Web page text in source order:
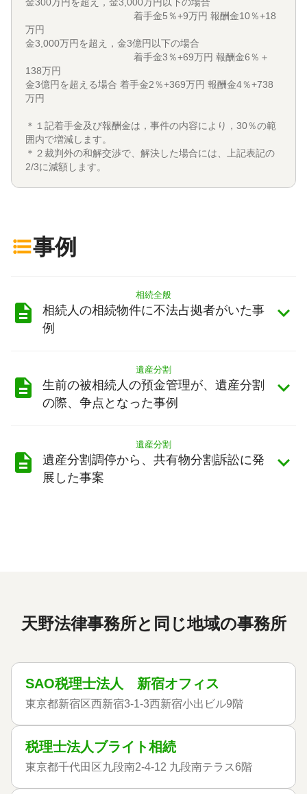
着手金5％+9万円 報酬金10％+18
万円
金3,000万円を超え，金3億円以下の場合
着手金3％+69万円 報酬金6％＋
138万円
金3億円を超える場合 着手金2％+369万円 報酬金4％+738
万円
＊１記着手金及び報酬金は，事件の内容により，30％の範
囲内で増減します。
＊２裁判外の和解交渉で、解決した場合には、上記表記の
2/3に減額します。
事例
相続全般
相続人の相続物件に不法占拠者がいた事
例
遺産分割
生前の被相続人の預金管理が、遺産分割
の際、争点となった事例
遺産分割
遺産分割調停から、共有物分割訴訟に発
展した事案
天野法律事務所と同じ地域の事務所
SAO税理士法人 新宿オフィス
東京都新宿区西新宿3-1-3西新宿小出ビル9階
税理士法人ブライト相続
東京都千代田区九段南2-4-12 九段南テラス6階